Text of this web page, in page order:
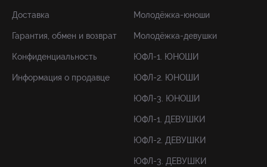
Доставка
Гарантия, обмен и возврат
Конфиденциальность
Информация о продавце
Молодёжка-юноши
Молодёжка-девушки
ЮФЛ-1. ЮНОШИ
ЮФЛ-2. ЮНОШИ
ЮФЛ-3. ЮНОШИ
ЮФЛ-1. ДЕВУШКИ
ЮФЛ-2. ДЕВУШКИ
ЮФЛ-3. ДЕВУШКИ